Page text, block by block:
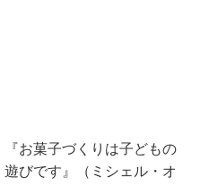
『お菓子づくりは子どもの
遊びです』（ミシェル・オ